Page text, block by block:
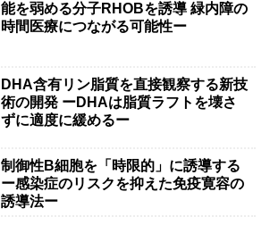
能を弱める分子RHOBを誘導 緑内障の
時間医療につながる可能性ー
DHA含有リン脂質を直接観察する新技
術の開発 ーDHAは脂質ラフトを壊さ
ずに適度に緩めるー
制御性B細胞を「時限的」に誘導する
ー感染症のリスクを抑えた免疫寛容の
誘導法ー